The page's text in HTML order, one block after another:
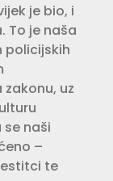
je bio, i
To je naša
policijskih
uz
naši
–
te